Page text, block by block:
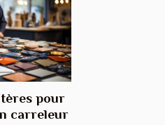
pour
carreleur